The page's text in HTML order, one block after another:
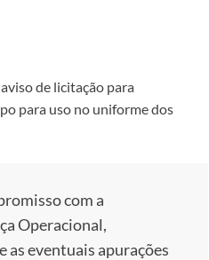
de licitação para
para uso no uniforme dos
com a
Operacional,
as eventuais apurações